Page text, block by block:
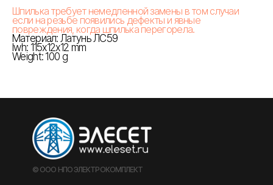
Шпилька требует немедленной замены в том случаи
если на резьбе появились дефекты и явные
повреждения, когда шпилька перегорела.
Материал: Латунь ЛС59
lwh: 115x12x12 mm
Weight: 100 g
© ООО НПО ЭЛЕКТРОКОМПЛЕКТ